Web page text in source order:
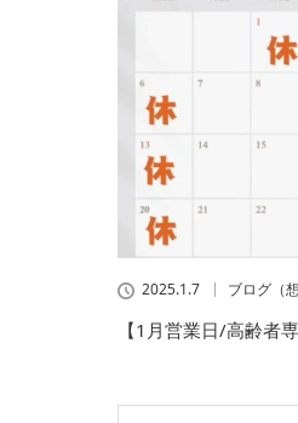
2025.1.7 ブログ（
【1月営業日/高齢者